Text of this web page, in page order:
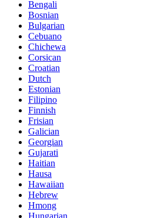
Bengali
Bosnian
Bulgarian
Cebuano
Chichewa
Corsican
Croatian
Dutch
Estonian
Filipino
Finnish
Frisian
Galician
Georgian
Gujarati
Haitian
Hausa
Hawaiian
Hebrew
Hmong
Hungarian